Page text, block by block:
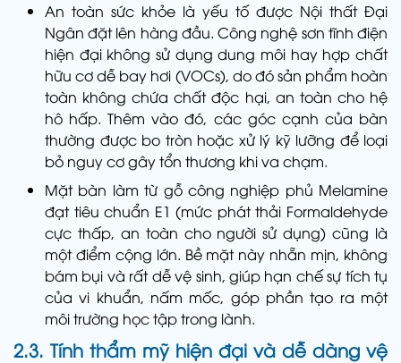
An toàn sức khỏe là yếu tố được Nội thất Đại
Ngân đặt lên hàng đầu. Công nghệ sơn tĩnh điện
hiện đại không sử dụng dung môi hay hợp chất
hữu cơ dễ bay hơi (VOCs), do đó sản phẩm hoàn
toàn không chứa chất độc hại, an toàn cho hệ
hô hấp. Thêm vào đó, các góc cạnh của bàn
thường được bo tròn hoặc xử lý kỹ lưỡng để loại
bỏ nguy cơ gây tổn thương khi va chạm.
Mặt bàn làm từ gỗ công nghiệp phủ Melamine
đạt tiêu chuẩn E1 (mức phát thải Formaldehyde
cực thấp, an toàn cho người sử dụng) cũng là
một điểm cộng lớn. Bề mặt này nhẵn mịn, không
bám bụi và rất dễ vệ sinh, giúp hạn chế sự tích tụ
của vi khuẩn, nấm mốc, góp phần tạo ra một
môi trường học tập trong lành.
2.3. Tính thẩm mỹ hiện đại và dễ dàng vệ